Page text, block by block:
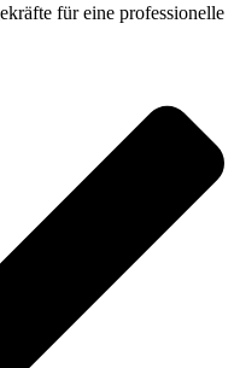
für eine professionelle